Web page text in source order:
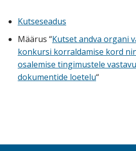
Kutseseadus
Määrus “Kutset andva organi
konkursi korraldamise kord
osalemise tingimustele
dokumentide loetelu“